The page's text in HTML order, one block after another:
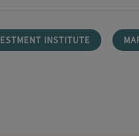
INSTITUTE